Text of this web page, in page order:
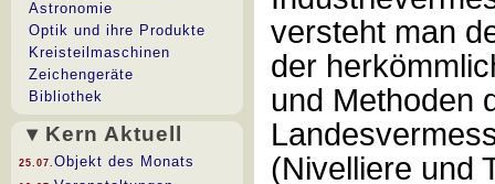
Astronomie
Optik und ihre Produkte
Kreisteilmaschinen
Zeichengeräte
Bibliothek
▾ Kern Aktuell
25.07. Objekt des Monats
versteht man
der
und Methoden
(Nivelliere und